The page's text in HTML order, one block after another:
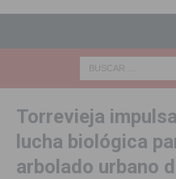
Torrevieja
lucha biológica
arbolado urbano